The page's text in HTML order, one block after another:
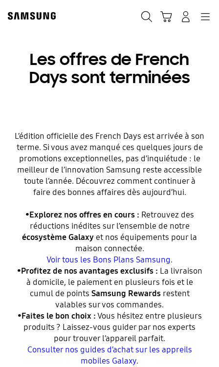
content
Les offres de French
Days sont terminées
L’édition officielle des French Days est arrivée à son
terme. Si vous avez manqué ces quelques jours de
promotions exceptionnelles, pas d’inquiétude : le
meilleur de l’innovation Samsung reste accessible
toute l’année. Découvrez comment continuer à
faire des bonnes affaires dès aujourd’hui.
•Explorez nos offres en cours : Retrouvez des
réductions inédites sur l’ensemble de notre
écosystème Galaxy et nos équipements pour la
maison connectée.
Voir tous les Bons Plans Samsung.
•Profitez de nos avantages exclusifs : La livraison
à domicile, le paiement en plusieurs fois et le
cumul de points Samsung Rewardsrestent
valables sur vos commandes.
•Faites le bon choix :Vous hésitez entre plusieurs
produits ? Laissez-vous guider par nos experts
pour trouver l’appareil parfait.
Consulter nos guides d’achat sur les appreils
mobiles Galaxy.